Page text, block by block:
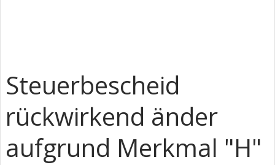
Steuerbescheid
rückwirkend änder
aufgrund Merkmal "H"